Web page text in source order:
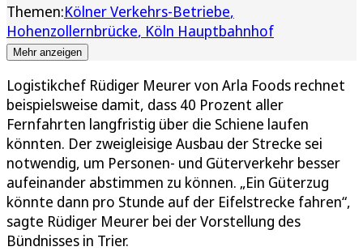
Themen:Kölner Verkehrs-Betriebe
Hohenzollernbrücke Köln Hauptbahnhof
Mehr anzeigen
Logistikchef Rüdiger Meurer von Arla Foods rechnet
beispielsweise damit, dass 40 Prozent aller
Fernfahrten langfristig über die Schiene laufen
könnten. Der zweigleisige Ausbau der Strecke sei
notwendig, um Personen- und Güterverkehr besser
aufeinander abstimmen zu können. „Ein Güterzug
könnte dann pro Stunde auf der Eifelstrecke fahren“,
sagte Rüdiger Meurer bei der Vorstellung des
Bündnisses in Trier.